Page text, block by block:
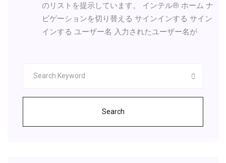
のリストを提示しています。 インテル® ホーム ナ
ビゲーションを切り替える サインインする サイン
インする ユーザー名 入力されたユーザー名が
Search